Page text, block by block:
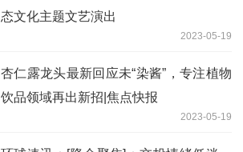
态文化主题文艺演出
2023-05-19
杏仁露龙头最新回应未“染酱”，专注植物
饮品领域再出新招|焦点快报
2023-05-19